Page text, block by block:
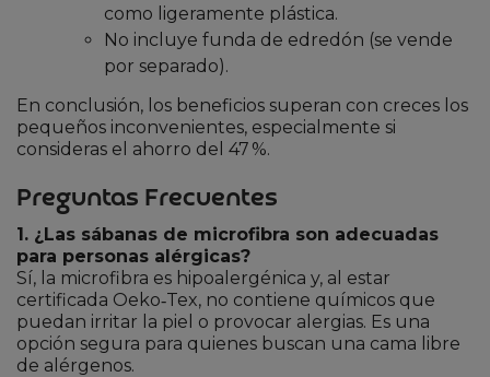
como ligeramente plástica.
No incluye funda de edredón (se vende
por separado).
En conclusión, los beneficios superan con creces los
pequeños inconvenientes, especialmente si
consideras el ahorro del 47 %.
Preguntas Frecuentes
1. ¿Las sábanas de microfibra son adecuadas
para personas alérgicas?
Sí, la microfibra es hipoalergénica y, al estar
certificada Oeko‑Tex, no contiene químicos que
puedan irritar la piel o provocar alergias. Es una
opción segura para quienes buscan una cama libre
de alérgenos.